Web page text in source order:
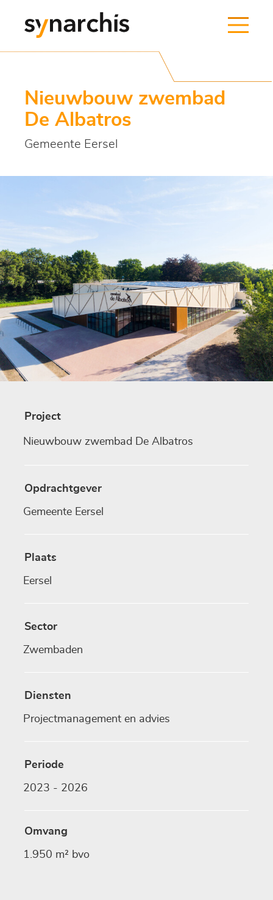
Nieuwbouw zwembad
De Albatros
Gemeente Eersel
Project
Nieuwbouw zwembad De Albatros
Opdrachtgever
Gemeente Eersel
Plaats
Eersel
Sector
Zwembaden
Diensten
Projectmanagement en advies
Periode
2023 - 2026
Omvang
1.950 m² bvo